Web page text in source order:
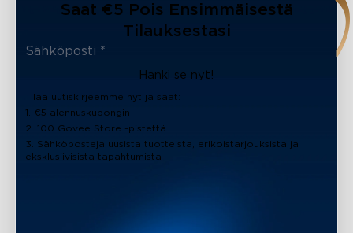
Saat €5 Pois Ensimmäisestä
Tilauksestasi
Hanki se nyt!
Tilaa uutiskirjeemme nyt ja saat:
1. €5 alennuskupongin
2. 100 Govee Store -pistettä
3. Sähköposteja uusista tuotteista, erikoistarjouksista ja
eksklusiivisista tapahtumista